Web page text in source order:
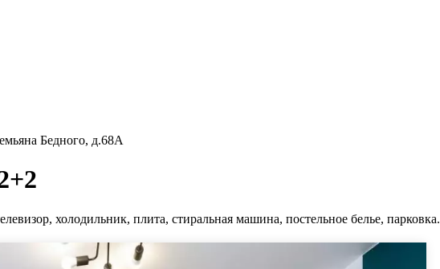
Бедного, д.68А
холодильник, плита, стиральная машина, постельное белье, парковка.